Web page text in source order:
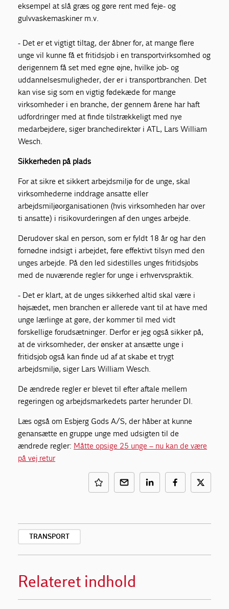
eksempel at slå græs og gøre rent med feje- og
gulvvaskemaskiner m.v.
- Det er et vigtigt tiltag, der åbner for, at mange flere
unge vil kunne få et fritidsjob i en transportvirksomhed og
derigennem få set med egne øjne, hvilke job- og
uddannelsesmuligheder, der er i transportbranchen. Det
kan vise sig som en vigtig fødekæde for mange
virksomheder i en branche, der gennem årene har haft
udfordringer med at finde tilstrækkeligt med nye
medarbejdere, siger branchedirektør i ATL, Lars William
Wesch.
Sikkerheden på plads
For at sikre et sikkert arbejdsmiljø for de unge, skal
virksomhederne inddrage ansatte eller
arbejdsmiljøorganisationen (hvis virksomheden har over
ti ansatte) i risikovurderingen af den unges arbejde.
Derudover skal en person, som er fyldt 18 år og har den
fornødne indsigt i arbejdet, føre effektivt tilsyn med den
unges arbejde. På den led sidestilles unges fritidsjobs
med de nuværende regler for unge i erhvervspraktik.
- Det er klart, at de unges sikkerhed altid skal være i
højsædet, men branchen er allerede vant til at have med
unge lærlinge at gøre, der kommer til med vidt
forskellige forudsætninger. Derfor er jeg også sikker på,
at de virksomheder, der ønsker at ansætte unge i
fritidsjob også kan finde ud af at skabe et trygt
arbejdsmiljø, siger Lars William Wesch.
De ændrede regler er blevet til efter aftale mellem
regeringen og arbejdsmarkedets parter herunder DI.
Læs også om Esbjerg Gods A/S, der håber at kunne
genansætte en gruppe unge med udsigten til de
ændrede regler: Måtte opsige 25 unge – nu kan de være
på vej retur
TRANSPORT
Relateret indhold